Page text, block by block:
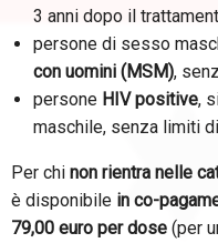
3 anni dopo il
persone di sesso
con uomini (MSM),
persone HIV positive,
maschile, senza limiti
Per chi non rientra nelle
è disponibile in co-
79,00 euro per dose (per